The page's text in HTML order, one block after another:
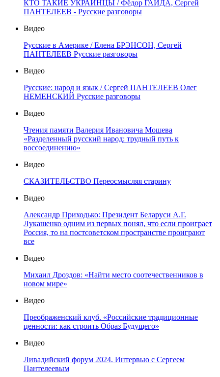
КТО ТАКИЕ УКРАИНЦЫ / Фёдор ГАЙДА, Сергей
ПАНТЕЛЕЕВ - Русские разговоры
Видео
Русские в Америке / Елена БРЭНСОН, Сергей
ПАНТЕЛЕЕВ Русские разговоры
Видео
Русские: народ и язык / Сергей ПАНТЕЛЕЕВ Олег
НЕМЕНСКИЙ Русские разговоры
Видео
Чтения памяти Валерия Ивановича Мошева
«Разделенный русский народ: трудный путь к
воссоединению»
Видео
СКАЗИТЕЛЬСТВО Переосмысляя старину
Видео
Александр Приходько: Президент Беларуси А.Г.
Лукашенко одним из первых понял, что если проиграет
Россия, то на постсоветском пространстве проиграют
все
Видео
Михаил Дроздов: «Найти место соотечественников в
новом мире»
Видео
Преображенский клуб. «Российские традиционные
ценности: как строить Образ Будущего»
Видео
Ливадийский форум 2024. Интервью с Сергеем
Пантелеевым